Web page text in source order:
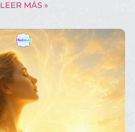
LEER MÁS »